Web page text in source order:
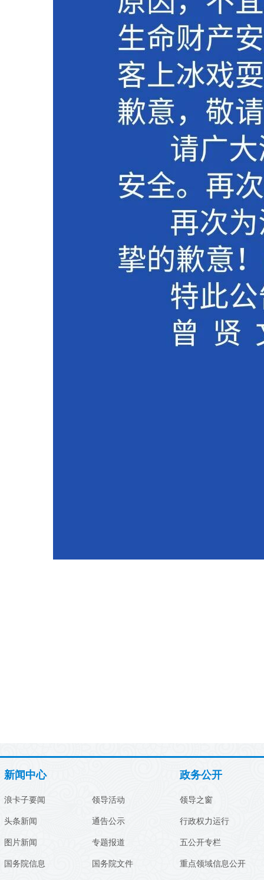
新闻中心
浪卡子要闻
头条新闻
图片新闻
国务院信息
领导活动
通告公示
专题报道
国务院文件
政务公开
领导之窗
行政权力运行
五公开专栏
重点领域信息公开